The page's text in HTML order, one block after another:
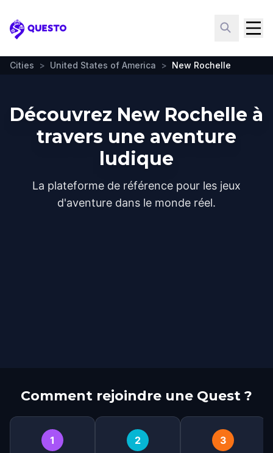
Questo
Cities > United States of America > New Rochelle
Découvrez New Rochelle à
travers une aventure
ludique
La plateforme de référence pour les jeux
d'aventure dans le monde réel.
Comment rejoindre une Quest ?
1 2 3